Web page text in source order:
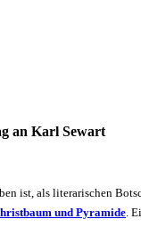
an Karl Sewart
ist, als literarischen
und Pyramide.